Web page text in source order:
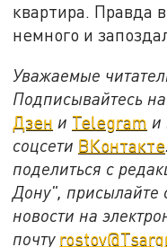
квартира. Правда
немного и
Уважаемые
Подписывайтесь
Дзен и Telegram и
соцсети ВКонтакте
поделиться с
Дону", присылайте
новости на
почту